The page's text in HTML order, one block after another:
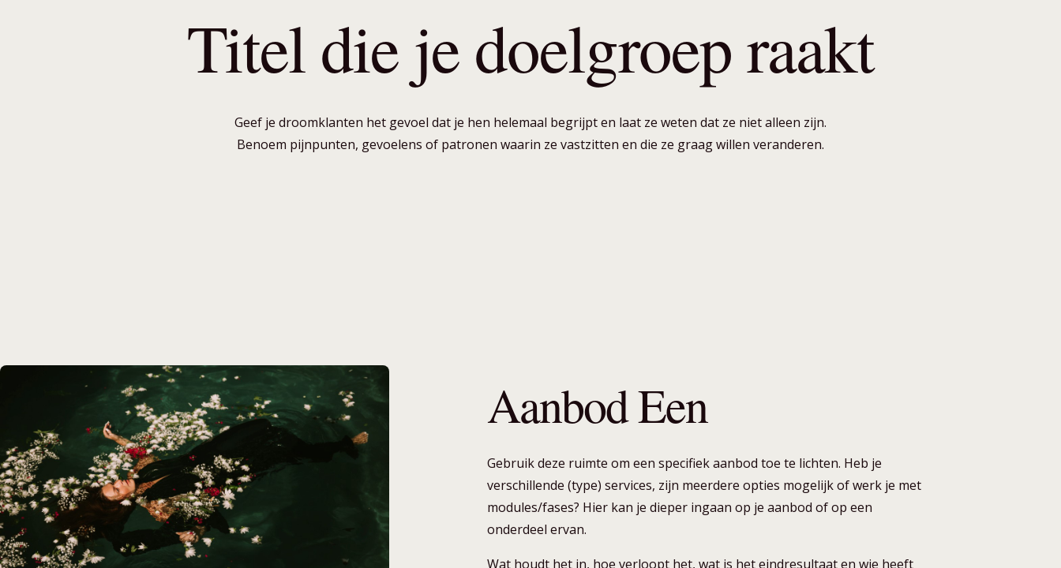
Titel die je doelgroep raakt
Geef je droomklanten het gevoel dat je hen helemaal begrijpt en laat ze weten dat ze niet alleen zijn.
Benoem pijnpunten, gevoelens of patronen waarin ze vastzitten en die ze graag willen veranderen.
Aanbod Een
Gebruik deze ruimte om een specifiek aanbod toe te lichten. Heb je
verschillende (type) services, zijn meerdere opties mogelijk of werk je met
modules/fases? Hier kan je dieper ingaan op je aanbod of op een
onderdeel ervan.
Wat houdt het in, hoe verloopt het, wat is het eindresultaat en wie heeft